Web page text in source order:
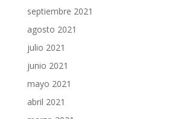
septiembre 2021
agosto 2021
julio 2021
junio 2021
mayo 2021
abril 2021